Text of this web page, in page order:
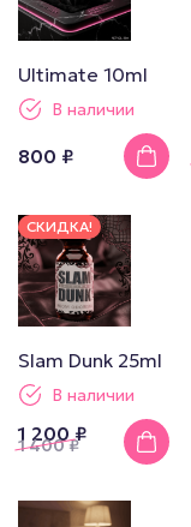
Ultimate 10ml
В наличии
800 ₽
СКИДКА!
Slam Dunk 25ml
В наличии
1 200 ₽
1 400₽